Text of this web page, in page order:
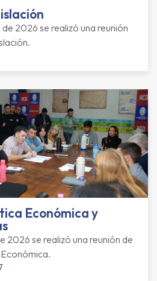
2026 se realizó una reunión
Económica y
2026 se realizó una reunión de